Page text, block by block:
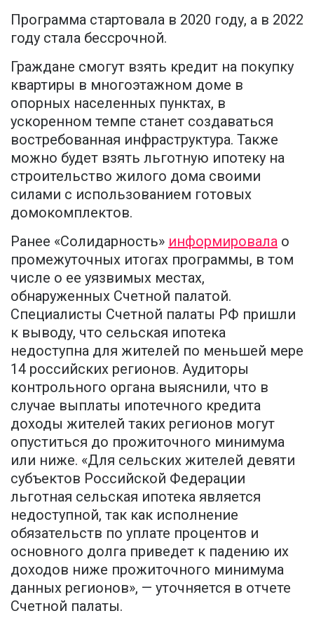
Программа стартовала в 2020 году, а в 2022
году стала бессрочной.
Граждане смогут взять кредит на покупку
квартиры в многоэтажном доме в
опорных населенных пунктах, в
ускоренном темпе станет создаваться
востребованная инфраструктура. Также
можно будет взять льготную ипотеку на
строительство жилого дома своими
силами с использованием готовых
домокомплектов.
Ранее «Солидарность» информировала о
промежуточных итогах программы, в том
числе о ее уязвимых местах,
обнаруженных Счетной палатой.
Специалисты Счетной палаты РФ пришли
к выводу, что сельская ипотека
недоступна для жителей по меньшей мере
14 российских регионов. Аудиторы
контрольного органа выяснили, что в
случае выплаты ипотечного кредита
доходы жителей таких регионов могут
опуститься до прожиточного минимума
или ниже. «Для сельских жителей девяти
субъектов Российской Федерации
льготная сельская ипотека является
недоступной, так как исполнение
обязательств по уплате процентов и
основного долга приведет к падению их
доходов ниже прожиточного минимума
данных регионов», — уточняется в отчете
Счетной палаты.